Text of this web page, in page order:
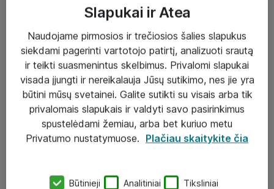
Paslaugos
Sprendimai
Įgyvendinti projektai
Atea ekspertų patarimai verslui
eShop@atea.lt
Slapukai ir Atea
Naudojame pirmosios ir trečiosios šalies slapukus
siekdami pagerinti vartotojo patirtį, analizuoti srautą
ir teikti suasmenintus skelbimus. Privalomi slapukai
visada įjungti ir nereikalauja Jūsų sutikimo, nes jie yra
būtini mūsų svetainei. Galite sutikti su visais arba tik
privalomais slapukais ir valdyti savo pasirinkimus
spustelėdami žemiau, arba bet kuriuo metu
Privatumo nustatymuose. Plačiau skaitykite čia
Būtinieji Analitiniai Tiksliniai